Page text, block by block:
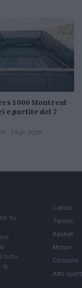
1000 Montreal
e partite del 7
· 7 Ago 2026
su
tutte
di
Calcio
Tennis
Basket
Motori
Ciclismo
Altri sport